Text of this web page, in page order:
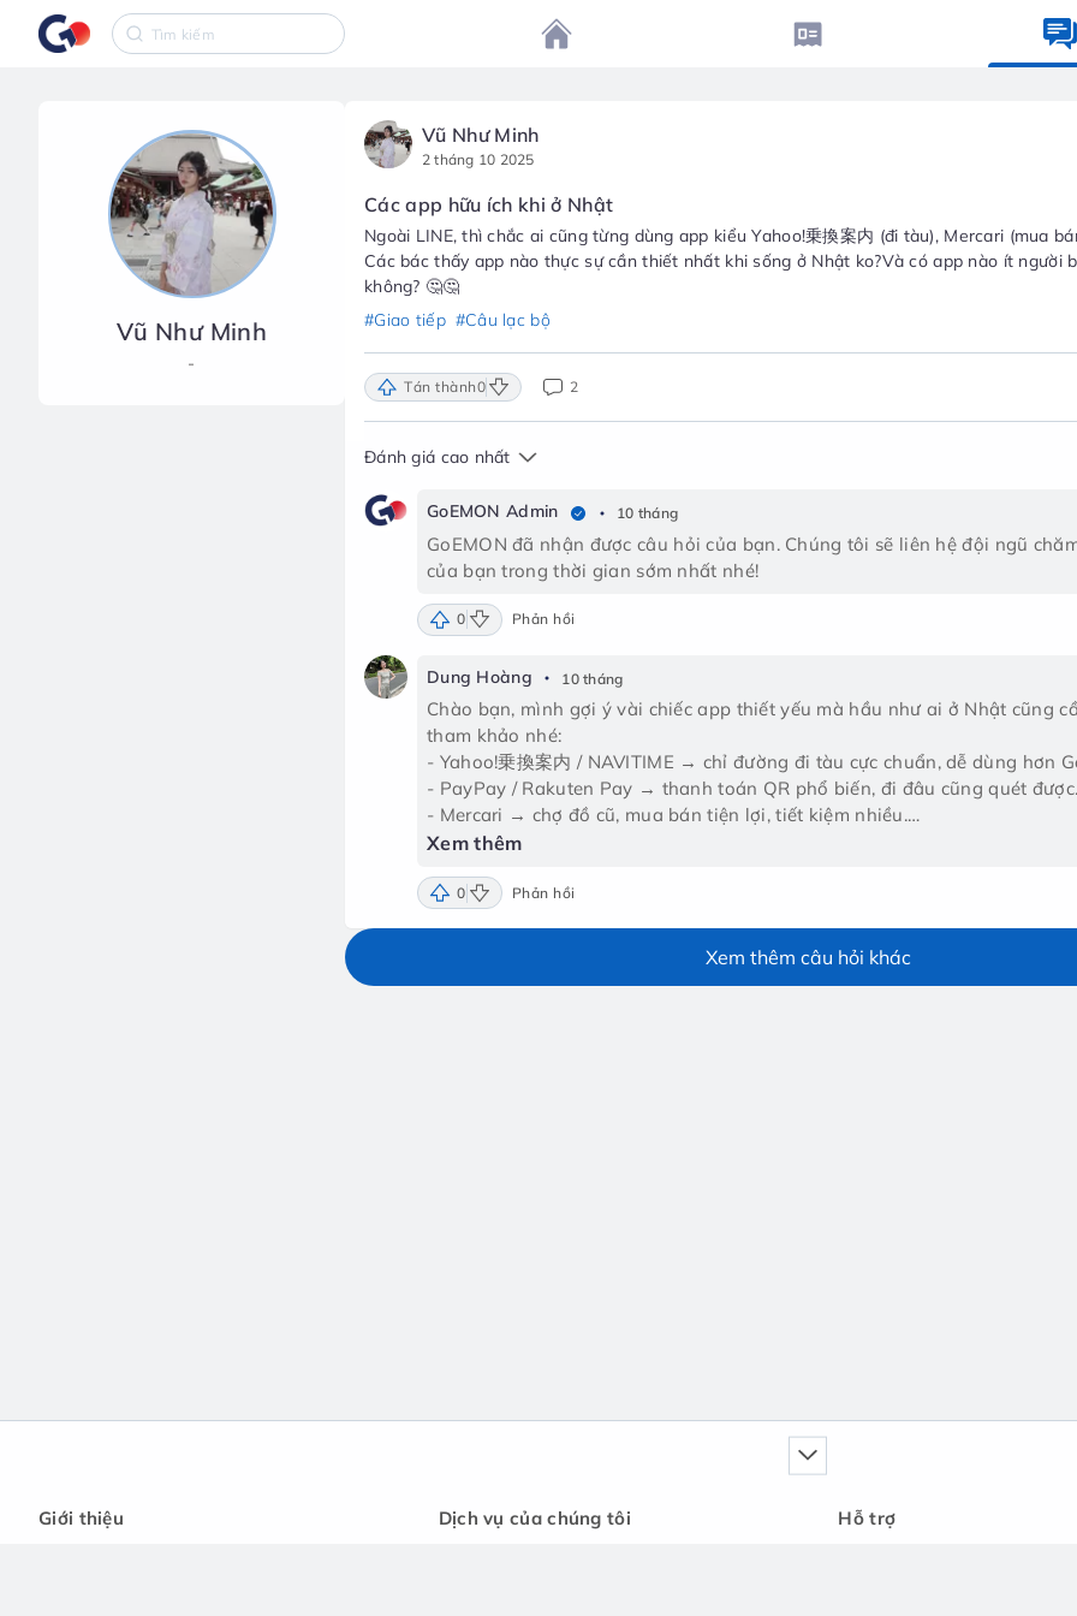
Vũ Như Minh
-
Vũ Như Minh
2 tháng 10 2025
Các app hữu ích khi ở Nhật
Ngoài LINE, thì chắc ai cũng từng dùng app kiểu Yahoo!乗換案内 (đi tàu), Mercari (mua
Các bác thấy app nào thực sự cần thiết nhất khi sống ở Nhật ko?Và có app nào ít người
không? 🤔🤔
#Giao tiếp #Câu lạc bộ
Tán thành0 2
Đánh giá cao nhất
GoEMON Admin 10 tháng
GoEMON đã nhận được câu hỏi của bạn. Chúng tôi sẽ liên hệ đội ngũ
của bạn trong thời gian sớm nhất nhé!
0 Phản hồi
Dung Hoàng 10 tháng
Chào bạn, mình gợi ý vài chiếc app thiết yếu mà hầu như ai ở Nhật cũng
tham khảo nhé:
- Yahoo!乗換案内 / NAVITIME → chỉ đường đi tàu cực chuẩn, dễ dùng hơn
- PayPay / Rakuten Pay → thanh toán QR phổ biến, đi đâu cũng quét được.
- Mercari → chợ đồ cũ, mua bán tiện lợi, tiết kiệm nhiều.
- Suica Mobile (Apple/Google Wallet) → thay thẻ đi tàu, nạp tiền trực tiếp
Xem thêm
0 Phản hồi
Xem thêm câu hỏi khác
Giới thiệu Dịch vụ của chúng tôi Hỗ trợ